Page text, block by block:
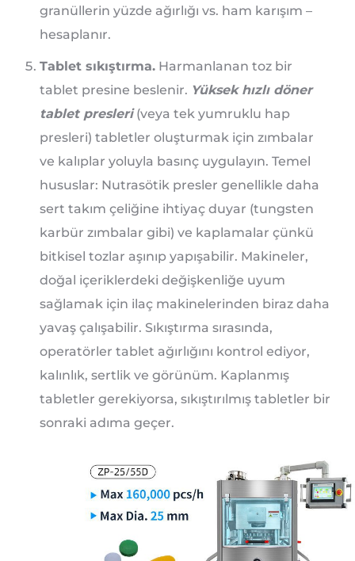
granüllerin yüzde ağırlığı vs. ham karışım –
hesaplanır.
Tablet sıkıştırma. Harmanlanan toz bir
tablet presine beslenir. Yüksek hızlı döner
tablet presleri(veya tek yumruklu hap
presleri) tabletler oluşturmak için zımbalar
ve kalıplar yoluyla basınç uygulayın. Temel
hususlar: Nutrasötik presler genellikle daha
sert takım çeliğine ihtiyaç duyar (tungsten
karbür zımbalar gibi) ve kaplamalar çünkü
bitkisel tozlar aşınıp yapışabilir. Makineler,
doğal içeriklerdeki değişkenliğe uyum
sağlamak için ilaç makinelerinden biraz daha
yavaş çalışabilir. Sıkıştırma sırasında,
operatörler tablet ağırlığını kontrol ediyor,
kalınlık, sertlik ve görünüm. Kaplanmış
tabletler gerekiyorsa, sıkıştırılmış tabletler bir
sonraki adıma geçer.